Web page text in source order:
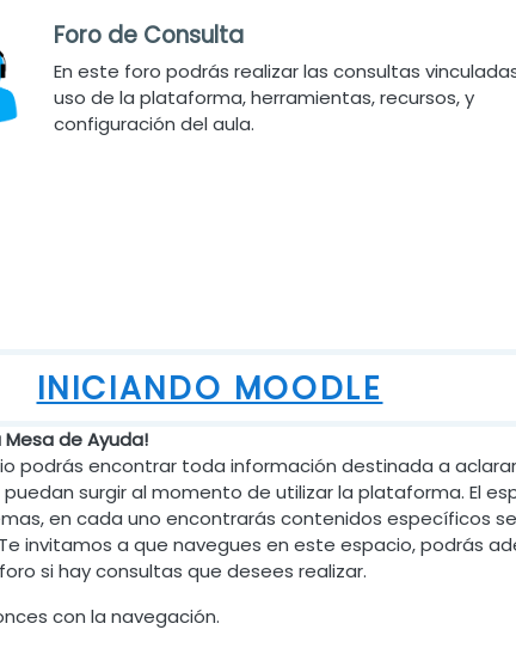
Foro de Consulta
En este foro podrás realizar las consultas
uso de la plataforma, herramientas, recursos, y
configuración del aula.
INICIANDO MOODLE
Mesa de Ayuda!
podrás encontrar toda información destinada a
surgir al momento de utilizar la plataforma. El
en cada uno encontrarás contenidos específicos
invitamos a que navegues en este espacio, podrás
si hay consultas que desees realizar.
con la navegación.